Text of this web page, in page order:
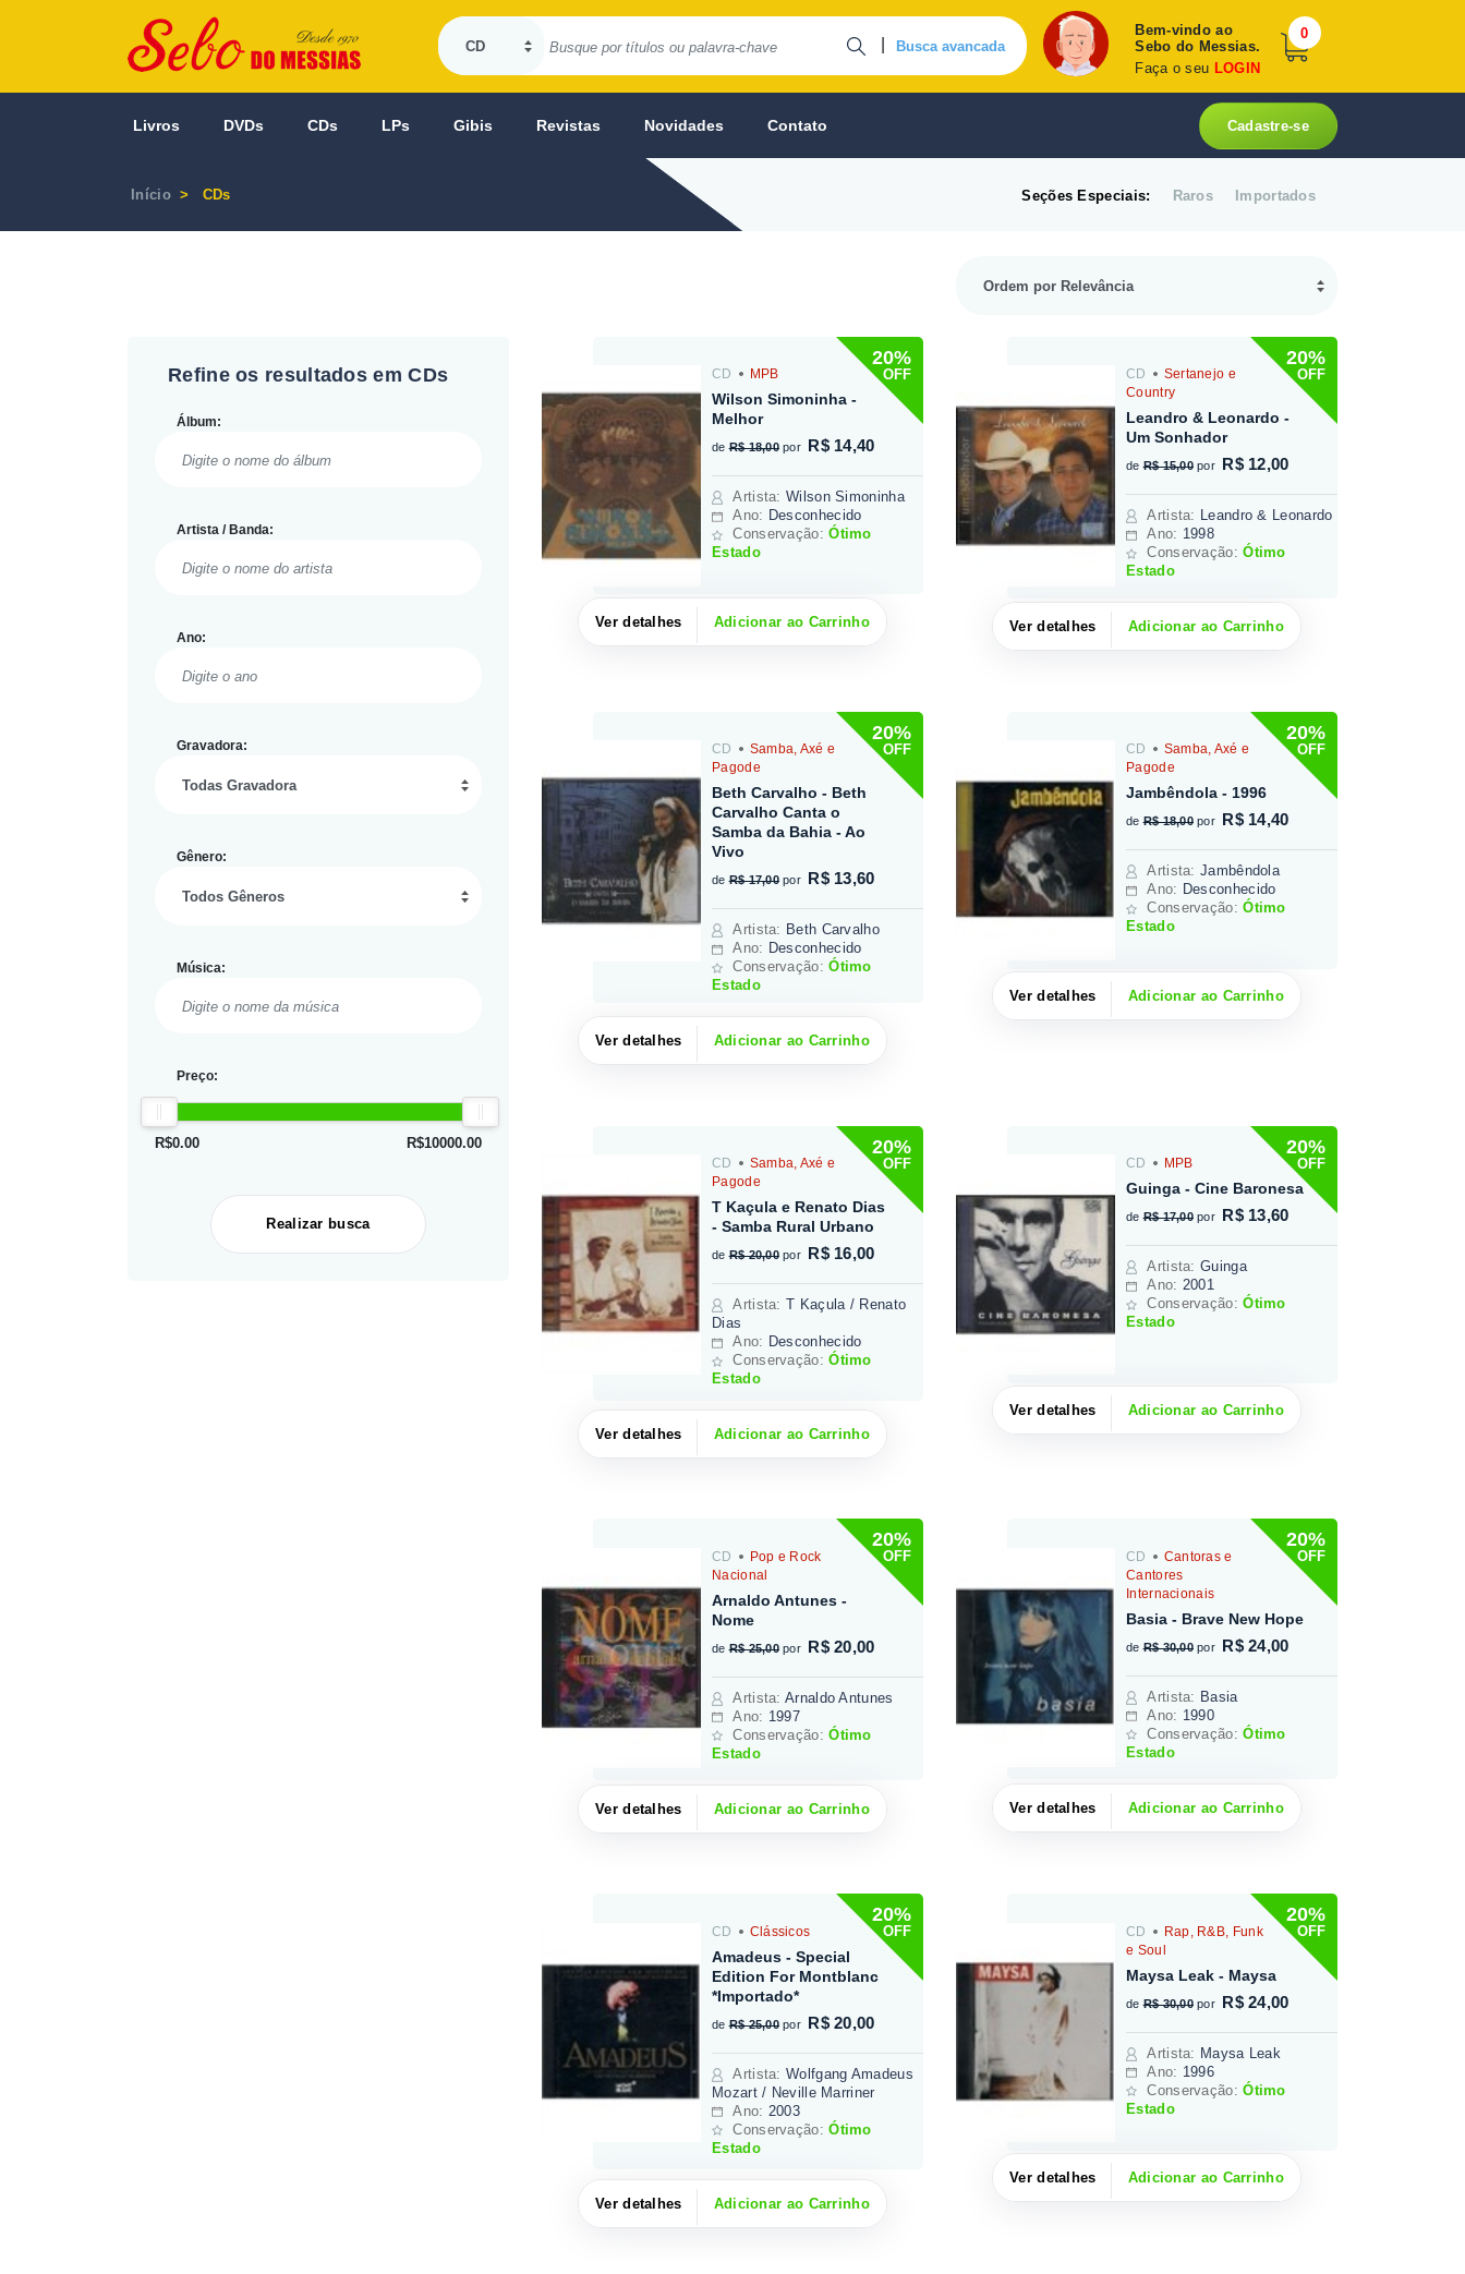
Busca avancada
Bem-vindo ao
Sebo do Messias.
Faça o seu LOGIN
0
Livros DVDs CDs LPs Gibis Revistas Novidades Contato Cadastre-se
Início CDs Seções Especiais: Raros Importados
Refine os resultados em CDs
Álbum:
Artista / Banda:
Ano:
Gravadora:
Gênero:
Música:
Preço:
R$0.00 R$10000.00
20%
OFF
CD MPB
Wilson Simoninha -
Melhor
de R$ 18,00 por R$ 14,40
Artista:Wilson Simoninha
Ano: Desconhecido
Conservação:Ótimo
Estado
Ver detalhes Adicionar ao Carrinho
20%
OFF
CD
Sertanejo e
Country
Leandro & Leonardo -
Um Sonhador
de R$ 15,00 por R$ 12,00
Artista: Leandro & Leonardo
Ano: 1998
Conservação:Ótimo
Estado
Ver detalhes Adicionar ao Carrinho
20%
OFF
CD
Samba, Axé e
Pagode
Beth Carvalho - Beth
Carvalho Canta o
Samba da Bahia - Ao
Vivo
de R$ 17,00 por R$ 13,60
Artista: Beth Carvalho
Ano: Desconhecido
Conservação:Ótimo
Estado
Ver detalhes Adicionar ao Carrinho
20%
OFF
CD
Samba, Axé e
Pagode
Jambêndola - 1996
de R$ 18,00 por R$ 14,40
Artista:Jambêndola
Ano: Desconhecido
Conservação:Ótimo
Estado
Ver detalhes Adicionar ao Carrinho
20%
OFF
CD
Samba, Axé e
Pagode
T Kaçula e Renato Dias
- Samba Rural Urbano
de R$ 20,00 por R$ 16,00
Artista:T Kaçula / Renato
Dias
Ano: Desconhecido
Conservação:Ótimo
Estado
Ver detalhes Adicionar ao Carrinho
20%
OFF
CD MPB
Guinga - Cine Baronesa
de R$ 17,00 por R$ 13,60
Artista:Guinga
Ano: 2001
Conservação:Ótimo
Estado
Ver detalhes Adicionar ao Carrinho
20%
OFF
CD
Pop e Rock
Nacional
Arnaldo Antunes -
Nome
de R$ 25,00 por R$ 20,00
Artista:Arnaldo Antunes
Ano: 1997
Conservação:Ótimo
Estado
Ver detalhes Adicionar ao Carrinho
20%
OFF
CD
Cantoras e
Cantores
Internacionais
Basia - Brave New Hope
de R$ 30,00 por R$ 24,00
Artista: Basia
Ano: 1990
Conservação:Ótimo
Estado
Ver detalhes Adicionar ao Carrinho
20%
OFF
CD Clássicos
Amadeus - Special
Edition For Montblanc
*Importado*
de R$ 25,00 por R$ 20,00
Artista:Wolfgang Amadeus
Mozart / Neville Marriner
Ano: 2003
Conservação:Ótimo
Estado
Ver detalhes Adicionar ao Carrinho
20%
OFF
CD
Rap, R&B, Funk
e Soul
Maysa Leak - Maysa
de R$ 30,00 por R$ 24,00
Artista: Maysa Leak
Ano: 1996
Conservação:Ótimo
Estado
Ver detalhes Adicionar ao Carrinho